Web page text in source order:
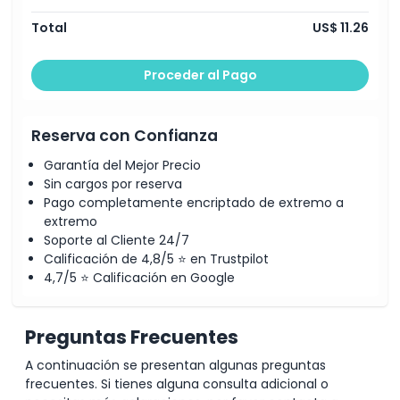
Total US$ 11.26
Proceder al Pago
Reserva con Confianza
Garantía del Mejor Precio
Sin cargos por reserva
Pago completamente encriptado de extremo a
extremo
Soporte al Cliente 24/7
Calificación de 4,8/5 ⭐ en Trustpilot
4,7/5 ⭐ Calificación en Google
Preguntas Frecuentes
A continuación se presentan algunas preguntas
frecuentes. Si tienes alguna consulta adicional o